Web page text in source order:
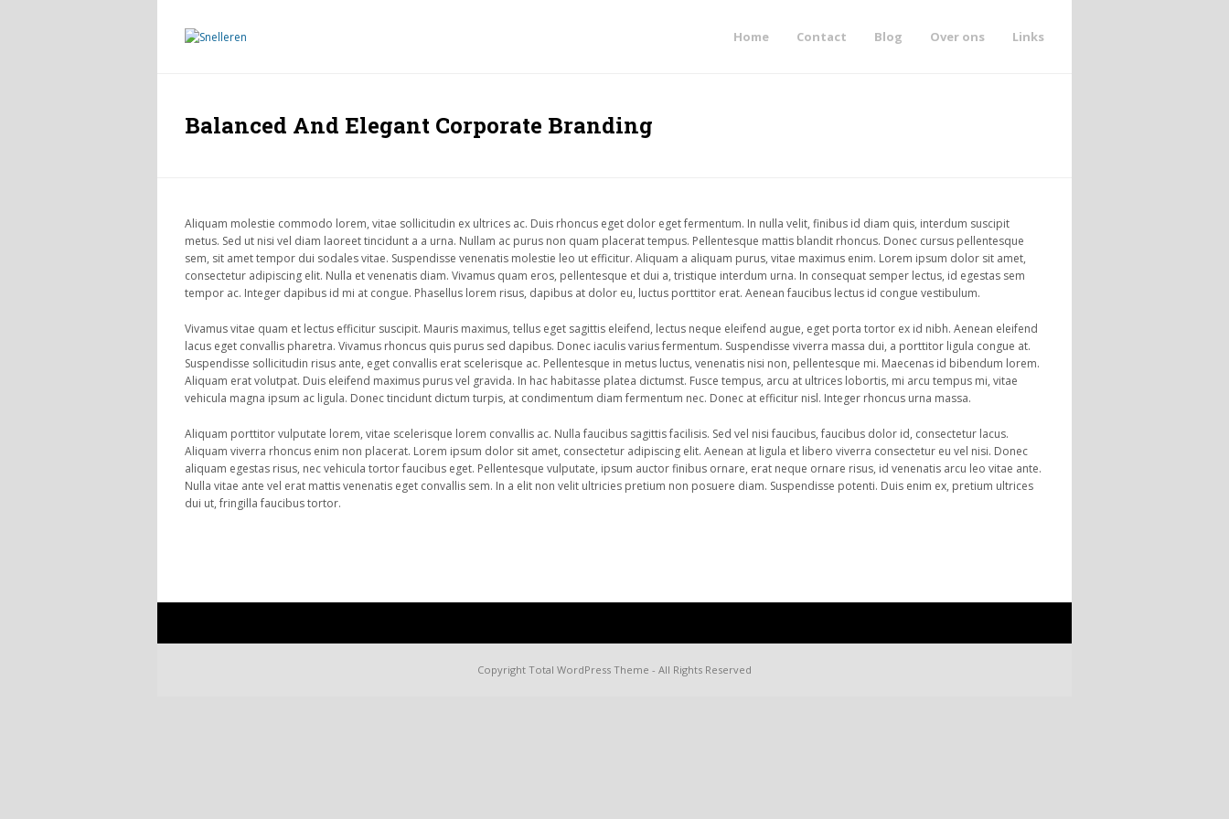
Home Contact Blog Over ons Links
Balanced And Elegant Corporate Branding
Aliquam molestie commodo lorem, vitae sollicitudin ex ultrices ac. Duis rhoncus eget dolor eget fermentum. In nulla velit, finibus id diam quis, interdum suscipit
metus. Sed ut nisi vel diam laoreet tincidunt a a urna. Nullam ac purus non quam placerat tempus. Pellentesque mattis blandit rhoncus. Donec cursus pellentesque
sem, sit amet tempor dui sodales vitae. Suspendisse venenatis molestie leo ut efficitur. Aliquam a aliquam purus, vitae maximus enim. Lorem ipsum dolor sit amet,
consectetur adipiscing elit. Nulla et venenatis diam. Vivamus quam eros, pellentesque et dui a, tristique interdum urna. In consequat semper lectus, id egestas sem
tempor ac. Integer dapibus id mi at congue. Phasellus lorem risus, dapibus at dolor eu, luctus porttitor erat. Aenean faucibus lectus id congue vestibulum.
Vivamus vitae quam et lectus efficitur suscipit. Mauris maximus, tellus eget sagittis eleifend, lectus neque eleifend augue, eget porta tortor ex id nibh. Aenean eleifend
lacus eget convallis pharetra. Vivamus rhoncus quis purus sed dapibus. Donec iaculis varius fermentum. Suspendisse viverra massa dui, a porttitor ligula congue at.
Suspendisse sollicitudin risus ante, eget convallis erat scelerisque ac. Pellentesque in metus luctus, venenatis nisi non, pellentesque mi. Maecenas id bibendum lorem.
Aliquam erat volutpat. Duis eleifend maximus purus vel gravida. In hac habitasse platea dictumst. Fusce tempus, arcu at ultrices lobortis, mi arcu tempus mi, vitae
vehicula magna ipsum ac ligula. Donec tincidunt dictum turpis, at condimentum diam fermentum nec. Donec at efficitur nisl. Integer rhoncus urna massa.
Aliquam porttitor vulputate lorem, vitae scelerisque lorem convallis ac. Nulla faucibus sagittis facilisis. Sed vel nisi faucibus, faucibus dolor id, consectetur lacus.
Aliquam viverra rhoncus enim non placerat. Lorem ipsum dolor sit amet, consectetur adipiscing elit. Aenean at ligula et libero viverra consectetur eu vel nisi. Donec
aliquam egestas risus, nec vehicula tortor faucibus eget. Pellentesque vulputate, ipsum auctor finibus ornare, erat neque ornare risus, id venenatis arcu leo vitae ante.
Nulla vitae ante vel erat mattis venenatis eget convallis sem. In a elit non velit ultricies pretium non posuere diam. Suspendisse potenti. Duis enim ex, pretium ultrices
dui ut, fringilla faucibus tortor.
Copyright Total WordPress Theme - All Rights Reserved